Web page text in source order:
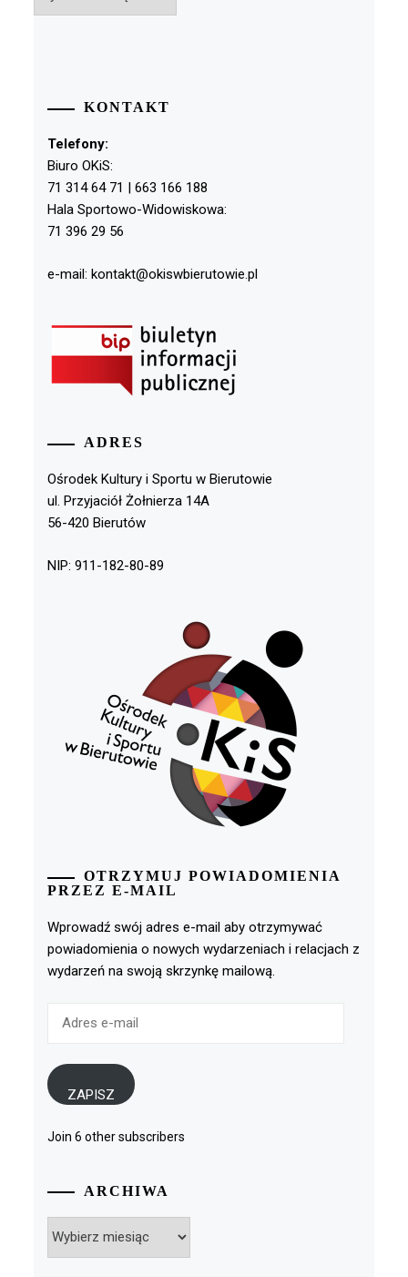
KONTAKT
Telefony:
Biuro OKiS:
71 314 64 71 | 663 166 188
Hala Sportowo-Widowiskowa:
71 396 29 56
e-mail: kontakt@okiswbierutowie.pl
ADRES
Ośrodek Kultury i Sportu w Bierutowie
ul. Przyjaciół Żołnierza 14A
56-420 Bierutów
NIP: 911-182-80-89
OTRZYMUJ POWIADOMIENIA
PRZEZ E-MAIL
Wprowadź swój adres e-mail aby otrzymywać
powiadomienia o nowych wydarzeniach i relacjach z
wydarzeń na swoją skrzynkę mailową.
ZAPISZ
Join 6 other subscribers
ARCHIWA